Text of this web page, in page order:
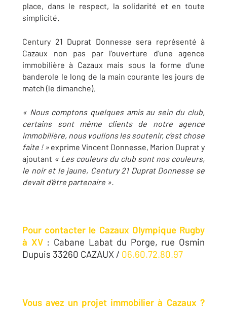
place, dans le respect, la solidarité et en toute
simplicité.
Century 21 Duprat Donnesse sera représenté à
Cazaux non pas par l’ouverture d’une agence
immobilière à Cazaux mais sous la forme d’une
banderole le long de la main courante les jours de
match (le dimanche).
« Nous comptons quelques amis au sein du club,
certains sont même clients de notre agence
immobilière, nous voulions les soutenir, c’est chose
faite ! » exprime Vincent Donnesse, Marion Duprat y
ajoutant « Les couleurs du club sont nos couleurs,
le noir et le jaune, Century 21 Duprat Donnesse se
devait d’être partenaire ».
Pour contacter le Cazaux Olympique Rugby
à XV: Cabane Labat du Porge, rue Osmin
Dupuis 33260 CAZAUX / 06.60.72.80.97
Vous avez un projet immobilier à Cazaux ?